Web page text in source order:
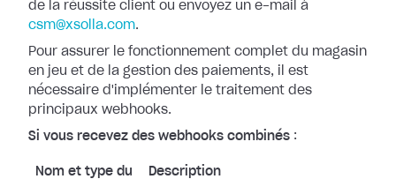
de la réussite client ou envoyez un e-mail à
csm@xsolla.com.
Pour assurer le fonctionnement complet du magasin
en jeu et de la gestion des paiements, il est
nécessaire d'implémenter le traitement des
principaux webhooks.
Si vous recevez des webhooks combinés :
Nom et type du
Description